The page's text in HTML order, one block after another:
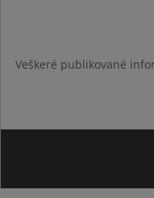
Veškeré publikované